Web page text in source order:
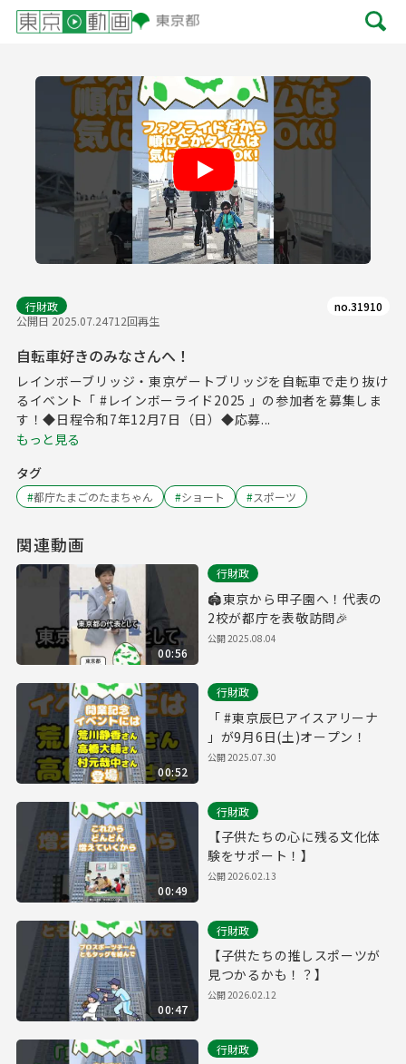
Play
行財政
公開日 2025.07.24712回再生
no.31910
自転車好きのみなさんへ！
レインボーブリッジ・東京ゲートブリッジを自転車で走り抜け
るイベント「 #レインボーライド2025 」の参加者を募集しま
す！◆日程令和7年12月7日（日）◆応募...
もっと見る
タグ
#都庁たまごのたまちゃん #ショート #スポーツ
関連動画
00:56
行財政
🏟️東京から甲子園へ！代表の
2校が都庁を表敬訪問🎉
公開2025.08.04
00:52
行財政
「 #東京辰巳アイスアリーナ
」が9月6日(土)オープン！
公開2025.07.30
00:49
行財政
【子供たちの心に残る文化体
験をサポート！】
公開2026.02.13
00:47
行財政
【子供たちの推しスポーツが
見つかるかも！？】
公開2026.02.12
行財政